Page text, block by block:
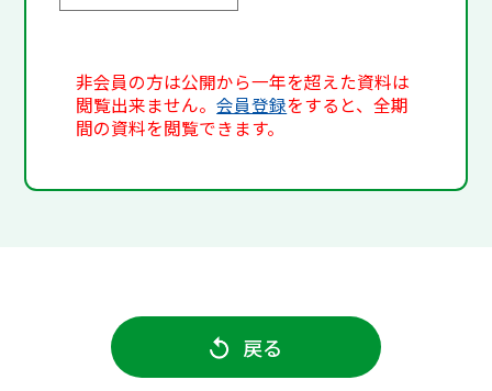
非会員の方は公開から一年を超えた資料は
閲覧出来ません。会員登録をすると、全期
間の資料を閲覧できます。
戻る